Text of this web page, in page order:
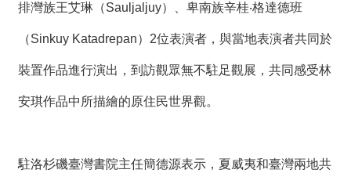
g
h
排灣族王艾琳（Sauljaljuy）、卑南族辛桂‧格達德班
（Sinkuy Katadrepan）2位表演者，與當地表演者共同於
裝置作品進行演出，到訪觀眾無不駐足觀展，共同感受林
安琪作品中所描繪的原住民世界觀。
駐洛杉磯臺灣書院主任簡德源表示，夏威夷和臺灣兩地共